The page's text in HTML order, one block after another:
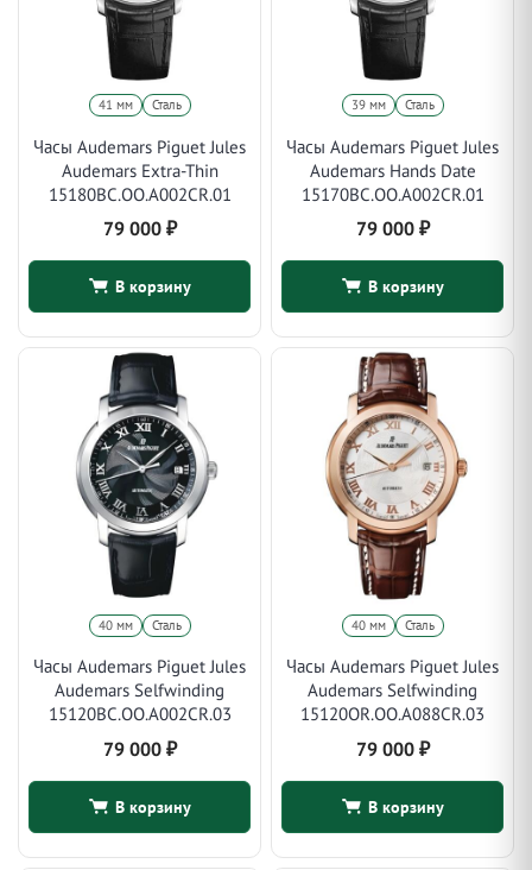
41 мм Сталь
Часы Audemars Piguet Jules
Audemars Extra-Thin
15180BC.OO.A002CR.01
79 000 ₽
В корзину
39 мм Сталь
Часы Audemars Piguet Jules
Audemars Hands Date
15170BC.OO.A002CR.01
79 000 ₽
В корзину
40 мм Сталь
Часы Audemars Piguet Jules
Audemars Selfwinding
15120BC.OO.A002CR.03
79 000 ₽
В корзину
40 мм Сталь
Часы Audemars Piguet Jules
Audemars Selfwinding
15120OR.OO.A088CR.03
79 000 ₽
В корзину